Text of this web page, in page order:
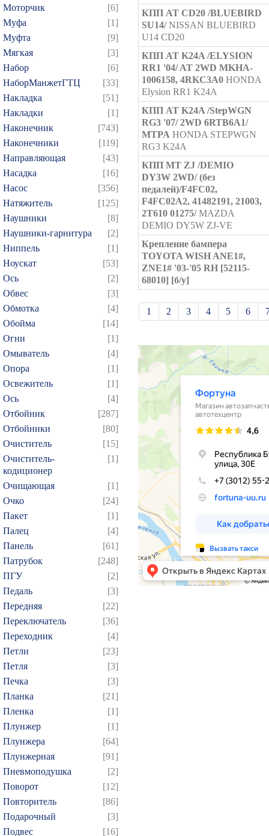
Моторчик
[6]
Муфа
[1]
Муфта
[9]
Мягкая
[3]
Набор
[6]
НаборМанжетГТЦ
[33]
Накладка
[51]
Накладки
[1]
Наконечник
[743]
Наконечники
[119]
Направляющая
[43]
Насадка
[16]
Насос
[356]
Натяжитель
[125]
Наушники
[8]
Наушники-гарнитура
[2]
Ниппель
[1]
Ноускат
[53]
Оcь
[2]
Обвес
[3]
Обмотка
[4]
Обойма
[14]
Огни
[1]
Омыватель
[4]
Опора
[1]
Освежитель
[1]
Ось
[4]
Отбойник
[287]
Отбойники
[80]
Очиститель
[15]
Очиститель-
кодиционер
[1]
Очищающая
[1]
Очко
[24]
Пакет
[1]
Палец
[4]
Панель
[61]
Патрубок
[248]
ПГУ
[2]
Педаль
[3]
Передняя
[22]
Переключатель
[36]
Переходник
[4]
Петли
[23]
Петля
[3]
Печка
[3]
Планка
[21]
Пленка
[1]
Плунжер
[1]
Плунжера
[64]
Плунжерная
[91]
Пневмоподушка
[2]
Поворот
[12]
Повторитель
[86]
Подарочный
[3]
Подвес
[16]
КПП AT CD20 /BLUEBIRD
SU14/NISSAN BLUEBIRD
U14 CD20
КПП AT K24A /ELYSION
RR1 '04/ AT 2WD MKHA-
1006158, 4RKC3A0 HONDA
Elysion RR1 K24A
КПП AT K24A /StepWGN
RG3 '07/ 2WD 6RTB6A1/
MTPA HONDA STEPWGN
RG3 K24A
КПП MT ZJ /DEMIO
DY3W 2WD/ (без
педалей)/F4FC02,
F4FC02A2, 41482191, 21003,
2T610 01275/MAZDA
DEMIO DY5W ZJ-VE
Крепление бампера
TOYOTA WISH ANE1#,
ZNE1# '03-'05 RH [52115-
68010] [б/у]
1 2 3 4 5 6
39
40 41 42
43
57
58 60
61
76
94 95 96
109
111 112
124
126 127
139
141 142
154
155
169
171
184
185
199
200 201 202
215 216 217
229
230 231 232
244
245 246 247